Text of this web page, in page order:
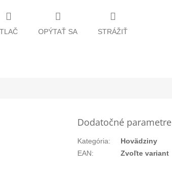
TLAČ OPÝTAŤ SA STRÁŽIŤ
Dodatočné parametre
Kategória:
Hovädziny
EAN: Zvoľte variant